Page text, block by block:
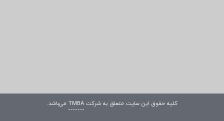
کلیه حقوق این سایت متعلق به شرکتTMBA می‌باشد.